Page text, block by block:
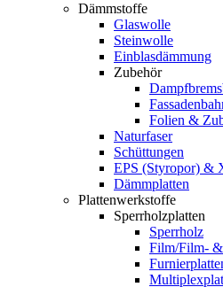
Dämmstoffe
Glaswolle
Steinwolle
Einblasdämmung
Zubehör
Folien &
Naturfaser
Schüttungen
EPS (Styropor) &
Dämmplatten
Plattenwerkstoffe
Sperrholzplatten
Sperrholz
Film/Film-